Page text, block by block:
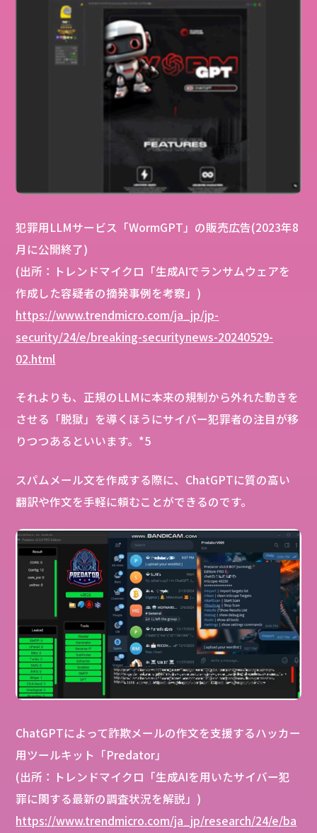
犯罪用LLMサービス「WormGPT」の販売広告(2023年8
月に公開終了)
(出所：トレンドマイクロ「生成AIでランサムウェアを
作成した容疑者の摘発事例を考察」)
https://www.trendmicro.com/ja_jp/jp-
security/24/e/breaking-securitynews-20240529-
02.html
それよりも、正規のLLMに本来の規制から外れた動きを
させる「脱獄」を導くほうにサイバー犯罪者の注目が移
りつつあるといいます。*5
スパムメール文を作成する際に、ChatGPTに質の高い
翻訳や作文を手軽に頼むことができるのです。
ChatGPTによって詐欺メールの作文を支援するハッカー
用ツールキット「Predator」
(出所：トレンドマイクロ「生成AIを用いたサイバー犯
罪に関する最新の調査状況を解説」)
https://www.trendmicro.com/ja_jp/research/24/e/ba